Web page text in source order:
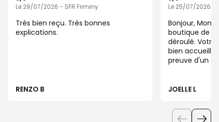
Le 29/07/2026 - SFR Firminy
Très bien reçu. Très bonnes
explications.
RENZO B
Le 25/07/2026 -
Bonjour, Mon passage dans la
boutique de
déroulé. Votre
bien
preuve d'un
JOELLE L